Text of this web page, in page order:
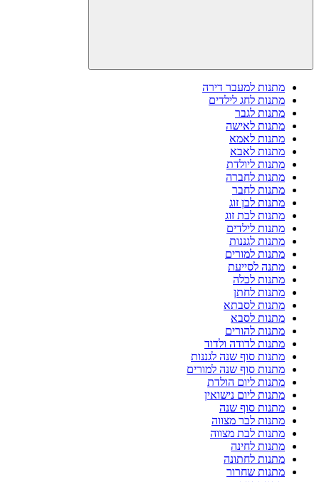
מתנות למעבר דירה
מתנות לחג לילדים
מתנות לגבר
מתנות לאישה
מתנות לאמא
מתנות לאבא
מתנות ליולדת
מתנות לחברה
מתנות לחבר
מתנות לבן זוג
מתנות לבת זוג
מתנות לילדים
מתנות לגננות
מתנות למורים
מתנה לסייעת
מתנות לכלה
מתנות לחתן
מתנות לסבתא
מתנות לסבא
מתנות להורים
מתנות לדודה ולדוד
מתנות סוף שנה לגננות
מתנות סוף שנה למורים
מתנות ליום הולדת
מתנות ליום נישואין
מתנות סוף שנה
מתנות לבר מצווה
מתנות לבת מצווה
מתנות לחינה
מתנות לחתונה
מתנות שחרור